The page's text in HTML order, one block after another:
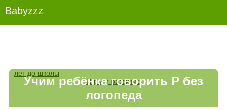
Babyzzz
лет до школы
Игры и развитие
Учим ребёнка говорить Р без
логопеда